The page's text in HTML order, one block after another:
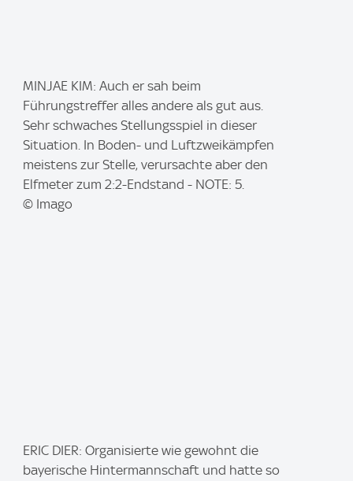
m
MINJAE KIM: Auch er sah beim
Führungstreffer alles andere als gut aus.
Sehr schwaches Stellungsspiel in dieser
Situation. In Boden- und Luftzweikämpfen
meistens zur Stelle, verursachte aber den
Elfmeter zum 2:2-Endstand - NOTE: 5.
© Imago
m
ERIC DIER: Organisierte wie gewohnt die
bayerische Hintermannschaft und hatte so